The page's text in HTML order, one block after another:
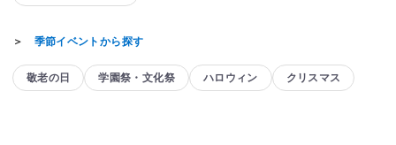
＞ 季節イベントから探す
敬老の日 学園祭・文化祭 ハロウィン クリスマス